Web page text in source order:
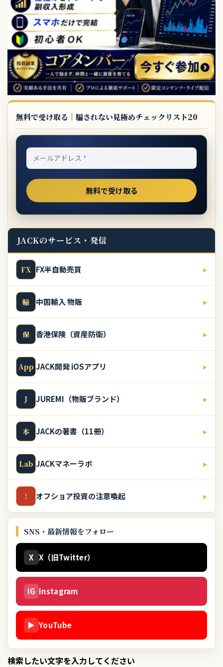
無料で受け取る｜騙されない見極めチェックリスト20
JACKのサービス・発信
FX FX半自動売買 ▸
輸 中国輸入 物販 ▸
保 香港保険（資産防衛） ▸
App JACK開発 iOSアプリ ▸
J JUREMI（物販ブランド） ▸
本 JACKの著書（11冊） ▸
Lab JACKマネーラボ ▸
! オフショア投資の注意喚起 ▸
SNS・最新情報をフォロー
X X（旧Twitter）
IG Instagram
▶ YouTube
検索したい文字を入力してください